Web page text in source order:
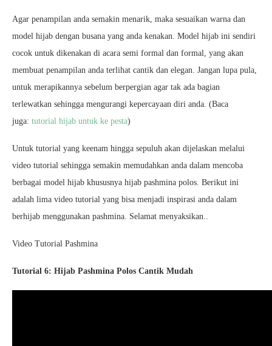
Agar penampilan anda semakin menarik, maka sesuaikan warna dan
model hijab dengan busana yang anda kenakan. Model hijab ini sendiri
cocok untuk dikenakan di acara semi formal dan formal, yang akan
membuat penampilan anda terlihat cantik dan elegan. Jangan lupa pula,
untuk merapikannya sebelum berpergian agar tak ada bagian
terlewatkan sehingga mengurangi kepercayaan diri anda. (Baca
juga: tutorial hijab untuk ke pesta)
Untuk tutorial yang keenam hingga sepuluh akan dijelaskan melalui
video tutorial sehingga semakin memudahkan anda dalam mencoba
berbagai model hijab khususnya hijab pashmina polos. Berikut ini
adalah lima video tutorial yang bisa menjadi inspirasi anda dalam
berhijab menggunakan pashmina. Selamat menyaksikan..
Video Tutorial Pashmina
Tutorial 6: Hijab Pashmina Polos Cantik Mudah